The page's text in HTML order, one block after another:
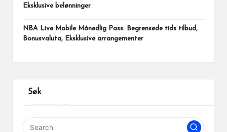
Eksklusive belønninger
NBA Live Mobile Månedlig Pass: Begrensede tids tilbud,
Bonusvaluta, Eksklusive arrangementer
Søk